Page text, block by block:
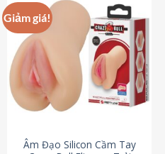
Giảm giá!
Âm Đạo Silicon Cầm Tay